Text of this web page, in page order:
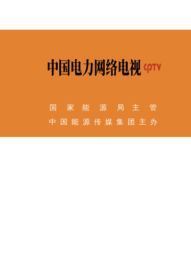
国 家 能 源 局 主 管
中 国 能 源 传 媒 集 团 主 办